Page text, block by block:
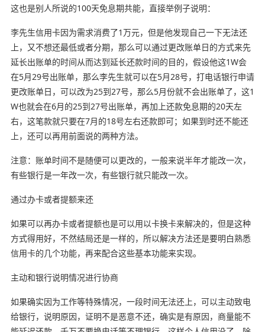
这也是别人所说的100天免息期共能，直接举例子说明：
李先生信用卡因为需求消费了1万元，但是他发现自己一下无法还
上，又不想还最低或者分期，那么可以通过更改账单日的方式来先
延长出账单的时间从而达到延长还款时间的目的，假设他这1W会
在5月29号出账单，那么李先生就可以在5月28号，打电话银行申请
更改账单日，可以改为25到27号，那么5月份就不会出账单了，这1
W也就会在6月的25到27号出账单，再加上还款免息期的20天左
右，这笔款就只要在7月的18号左右还款即可；如果到时还不能还
上，还可以再用前面说的两种方法。
注意：账单时间不是随便可以更改的，一般来说半年才能改一次，
有些银行是一年改一次，有些银行就只能改一次。
通过办卡或者提额来还
如果可以再办卡或者提额也是可以用以卡换卡来解决的，但是这种
方式得用好，不然结局还是一样的，所以解决方法还是要明白熟悉
信用卡的几个功能，再来配合这些基本功能来实现。
主动和银行说明情况进行协商
如果确实因为工作等特殊情况，一段时间无法还上，可以主动致电
给银行，说明原因，证明不是恶意不还，确实是有原因，商量能不